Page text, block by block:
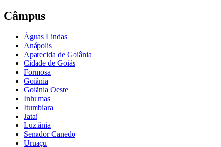
Câmpus
Águas Lindas
Anápolis
Aparecida de Goiânia
Cidade de Goiás
Formosa
Goiânia
Goiânia Oeste
Inhumas
Itumbiara
Jataí
Luziânia
Senador Canedo
Uruaçu